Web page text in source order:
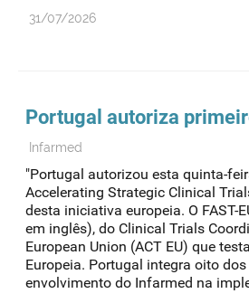
31/07/2026
Portugal autoriza
Infarmed
"Portugal autorizou esta quinta-
Accelerating Strategic Clinical
desta iniciativa europeia. O
em inglês), do Clinical Trials
European Union (ACT EU) que
Europeia. Portugal integra oito
envolvimento do Infarmed na